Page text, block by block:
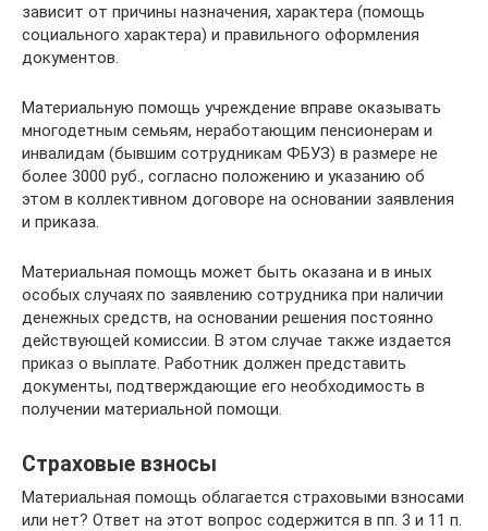
зависит от причины назначения, характера (помощь
социального характера) и правильного оформления
документов.
Материальную помощь учреждение вправе оказывать
многодетным семьям, неработающим пенсионерам и
инвалидам (бывшим сотрудникам ФБУЗ) в размере не
более 3000 руб., согласно положению и указанию об
этом в коллективном договоре на основании заявления
и приказа.
Материальная помощь может быть оказана и в иных
особых случаях по заявлению сотрудника при наличии
денежных средств, на основании решения постоянно
действующей комиссии. В этом случае также издается
приказ о выплате. Работник должен представить
документы, подтверждающие его необходимость в
получении материальной помощи.
Страховые взносы
Материальная помощь облагается страховыми взносами
или нет? Ответ на этот вопрос содержится в пп. 3 и 11 п.